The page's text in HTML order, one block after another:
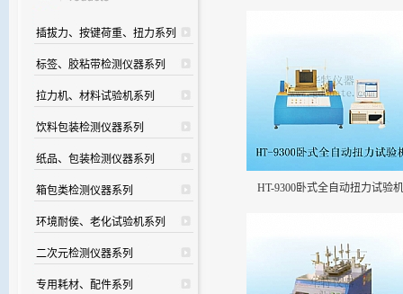
插拔力、按键荷重、扭力系列
标签、胶粘带检测仪器系列
拉力机、材料试验机系列
饮料包装检测仪器系列
纸品、包装检测仪器系列
箱包类检测仪器系列
环境耐侯、老化试验机系列
二次元检测仪器系列
专用耗材、配件系列
HT-9300卧式全自动扭力试验机